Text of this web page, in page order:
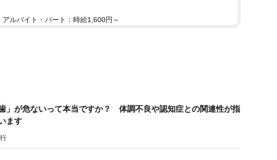
は使えない材料を用いた場合、一定の条件はあるものの、自費診
のみ負担すれば保険診療として受けられるようになりました。
アルバイト・パート：時給1,600円～
」が危ないって本当ですか？ 体調不良や認知症との関連性が指
ます